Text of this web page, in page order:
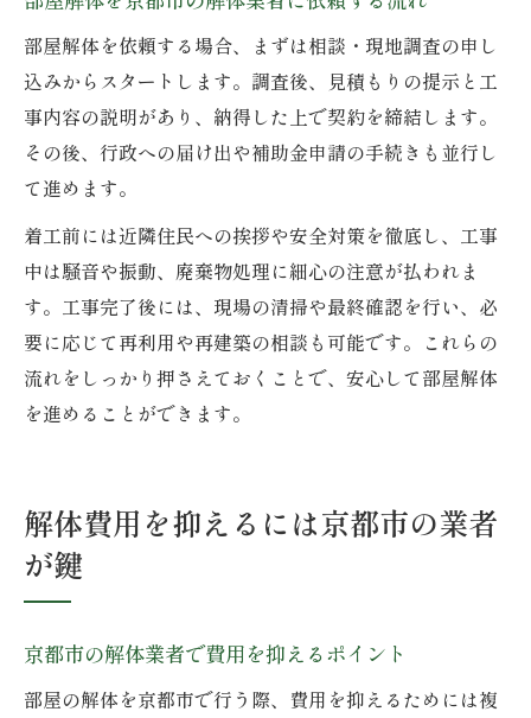
部屋解体を依頼する場合、まずは相談・現地調査の申し
込みからスタートします。調査後、見積もりの提示と工
事内容の説明があり、納得した上で契約を締結します。
その後、行政への届け出や補助金申請の手続きも並行し
て進めます。
着工前には近隣住民への挨拶や安全対策を徹底し、工事
中は騒音や振動、廃棄物処理に細心の注意が払われま
す。工事完了後には、現場の清掃や最終確認を行い、必
要に応じて再利用や再建築の相談も可能です。これらの
流れをしっかり押さえておくことで、安心して部屋解体
を進めることができます。
解体費用を抑えるには京都市の業者
が鍵
京都市の解体業者で費用を抑えるポイント
部屋の解体を京都市で行う際、費用を抑えるためには複